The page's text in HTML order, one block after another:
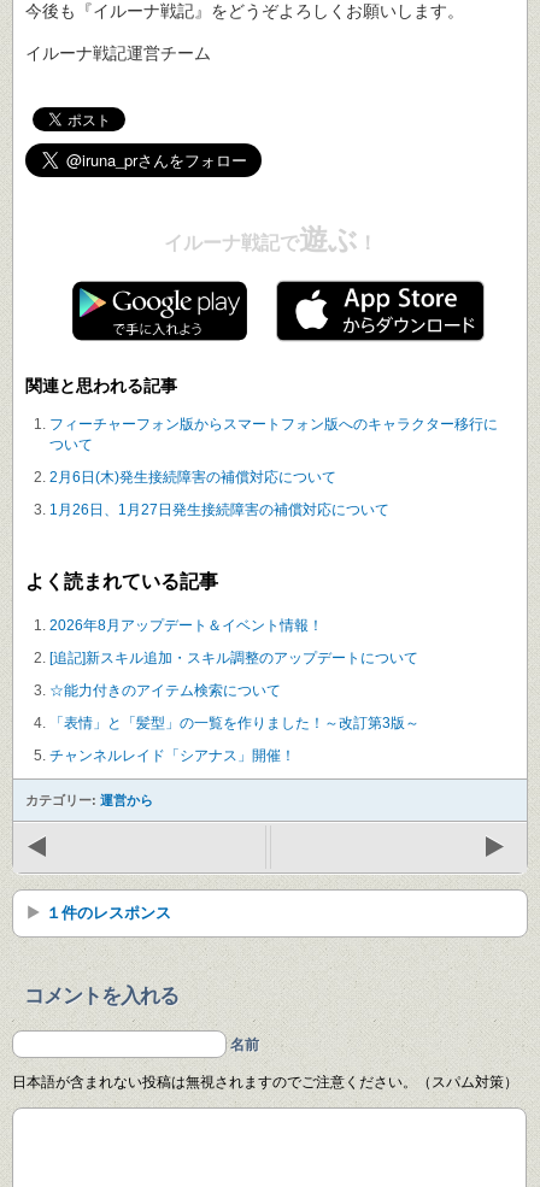
今後も『イルーナ戦記』をどうぞよろしくお願いします。
イルーナ戦記運営チーム
イルーナ戦記で遊ぶ ！
関連と思われる記事
フィーチャーフォン版からスマートフォン版へのキャラクター移行に
ついて
2月6日(木)発生接続障害の補償対応について
1月26日、1月27日発生接続障害の補償対応について
よく読まれている記事
2026年8月アップデート＆イベント情報！
[追記]新スキル追加・スキル調整のアップデートについて
☆能力付きのアイテム検索について
「表情」と「髪型」の一覧を作りました！～改訂第3版～
チャンネルレイド「シアナス」開催！
カテゴリー: 運営から
１件のレスポンス
コメントを入れる
名前
日本語が含まれない投稿は無視されますのでご注意ください。（スパム対策）